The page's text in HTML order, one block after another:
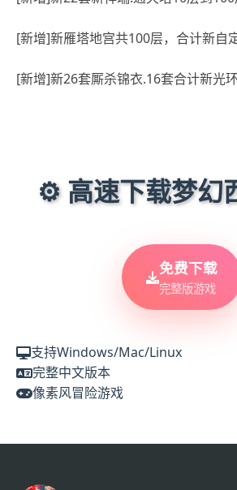
[新增]新雁塔地宫共100层，合计新自
[新增]新26套厮杀锦衣.16套合计新光
⚙️ 高速下载梦幻
免费下载
完整版游戏
支持Windows/Mac/Linux
完整中文版本
像素风冒险游戏